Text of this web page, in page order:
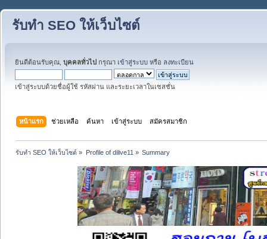
รับทำ SEO ให้เว็บไซต์
ยินดีต้อนรับคุณ, บุคคลทั่วไป กรุณา เข้าสู่ระบบ หรือ ลงทะเบียน
เข้าสู่ระบบด้วยชื่อผู้ใช้ รหัสผ่าน และระยะเวลาในเซสชั่น
หน้าแรก ช่วยเหลือ ค้นหา เข้าสู่ระบบ สมัครสมาชิก
รับทำ SEO ให้เว็บไซต์ » Profile of dilive11 » Summary